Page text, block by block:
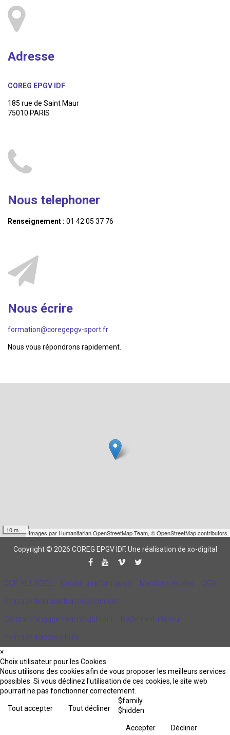
Adresse
COREG EPGV IDF
185 rue de Saint Maur
75010 PARIS
Nous telephoner
Renseignement : 01 42 05 37 76
Nous écrire
formation@coregepgv-sport.fr
Nous vous répondrons rapidement.
10 m Images par Humanitarian OpenStreetMap Team, © OpenStreetMap contributors
Copyright © 2026 COREG EPGV IDF. Une réalisation de xo-digital
CQP ALS AGEE Choisir une formation Mentions légales CGV
Politique de protection des données
Contrat d'engagement républicain Règlement intérieur
Politique d’accessibilité
×
Choix utilisateur pour les Cookies
Nous utilisons des cookies afin de vous proposer les meilleurs services
possibles. Si vous déclinez l'utilisation de ces cookies, le site web
pourrait ne pas fonctionner correctement.
Tout accepter Tout décliner
$family
$hidden
Accepter Décliner